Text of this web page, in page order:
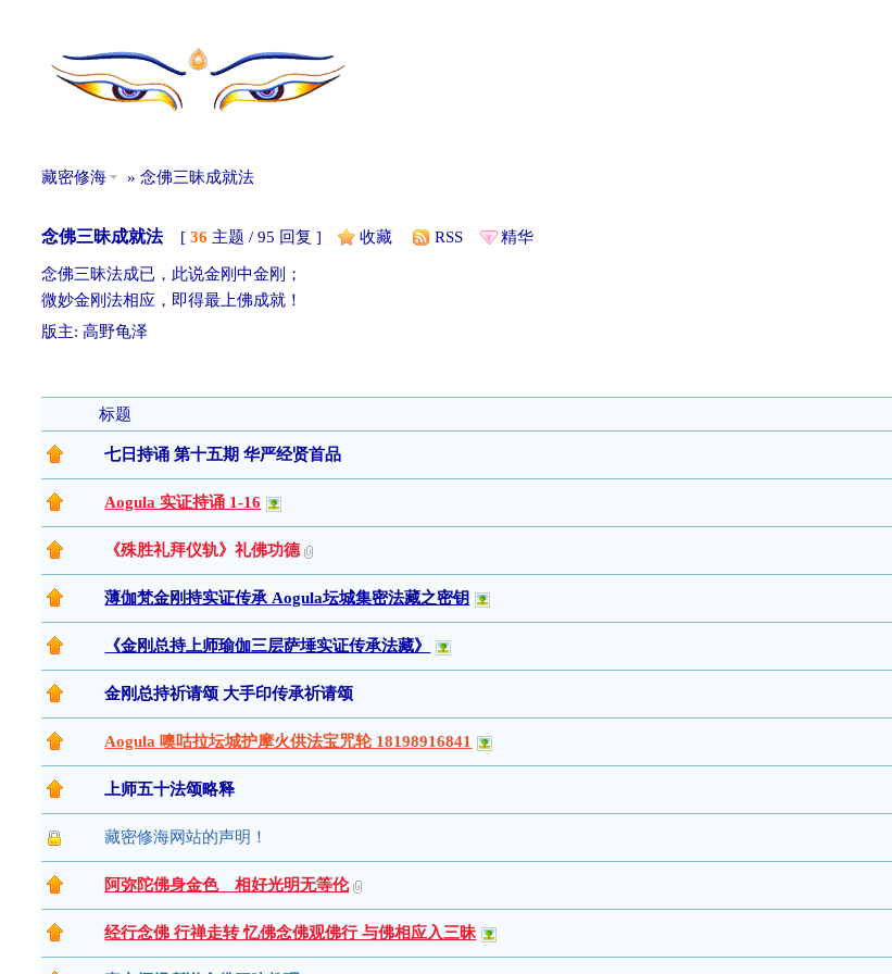
藏密修海 » 念佛三昧成就法
念佛三昧成就法 [36 主题 / 95 回复 ] 收藏 RSS 精华
念佛三昧法成已，此说金刚中金刚；
微妙金刚法相应，即得最上佛成就！
版主:高野龟泽
标题
七日持诵 第十五期 华严经贤首品
Aogula 实证持诵 1-16
《殊胜礼拜仪轨》礼佛功德
薄伽梵金刚持实证传承 Aogula坛城集密法藏之密钥
《金刚总持上师瑜伽三层萨埵实证传承法藏》
金刚总持祈请颂 大手印传承祈请颂
Aogula 噢咕拉坛城护摩火供法宝咒轮 18198916841
上师五十法颂略释
藏密修海网站的声明！
阿弥陀佛身金色 相好光明无等伦
经行念佛 行禅走转 忆佛念佛观佛行 与佛相应入三昧